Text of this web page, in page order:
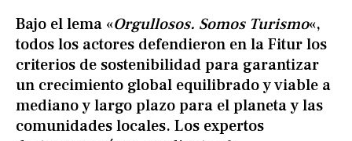
Bajo el lema «Orgullosos. Somos Turismo«,
todos los actores defendieron en la Fitur los
criterios de sostenibilidad para garantizar
un crecimiento global equilibrado y viable a
mediano y largo plazo para el planeta y las
comunidades locales. Los expertos